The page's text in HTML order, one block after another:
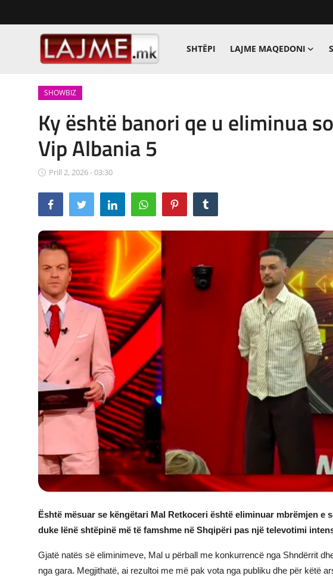
SHTËPI LAJME MAQEDONI
LAJME MAQEDONI
SHQIPERI
KOSOVA
LAJME NGA BOTA
SHOWBIZ
SHENDETI
Shqip
SHOWBIZ
Ky është banori qe u eliminua
Vip Albania 5
Prill 2, 2026 - 03:30
Është mësuar se këngëtari Mal Retkoceri është eliminuar mbrëmjen e
duke lënë shtëpinë më të famshme në Shqipëri pas një televotimi
Gjatë natës së eliminimeve, Mal u përball me konkurrencë nga Shndërrit
nga gara. Megjithatë, ai rezultoi me më pak vota nga publiku dhe për këtë